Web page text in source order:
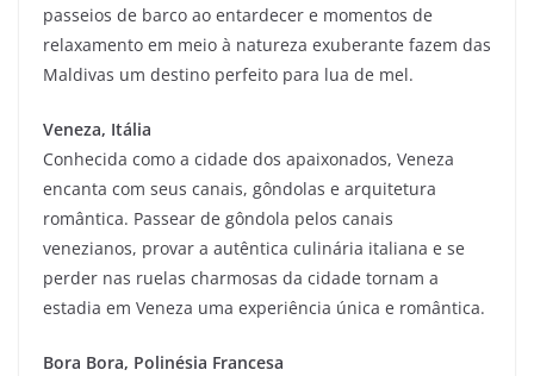
passeios de barco ao entardecer e momentos de
relaxamento em meio à natureza exuberante fazem das
Maldivas um destino perfeito para lua de mel.
Veneza, Itália
Conhecida como a cidade dos apaixonados, Veneza
encanta com seus canais, gôndolas e arquitetura
romântica. Passear de gôndola pelos canais
venezianos, provar a autêntica culinária italiana e se
perder nas ruelas charmosas da cidade tornam a
estadia em Veneza uma experiência única e romântica.
Bora Bora, Polinésia Francesa